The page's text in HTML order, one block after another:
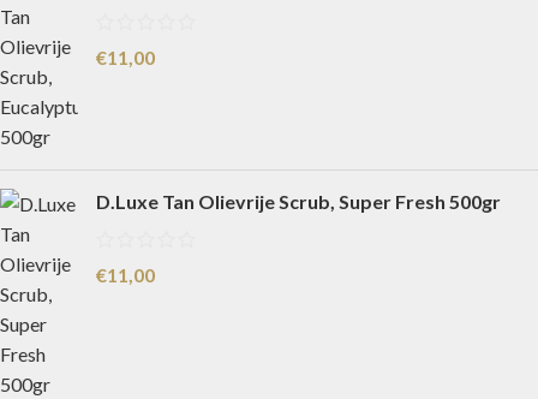
€11,00
D.Luxe Tan Olievrije Scrub, Super Fresh 500gr
€11,00